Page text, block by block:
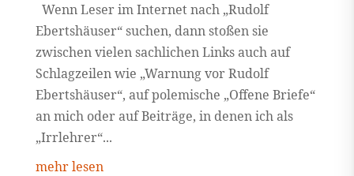
Wenn Leser im Internet nach „Rudolf
Ebertshäuser“ suchen, dann stoßen sie
zwischen vielen sachlichen Links auch auf
Schlagzeilen wie „Warnung vor Rudolf
Ebertshäuser“, auf polemische „Offene Briefe“
an mich oder auf Beiträge, in denen ich als
„Irrlehrer“...
mehr lesen